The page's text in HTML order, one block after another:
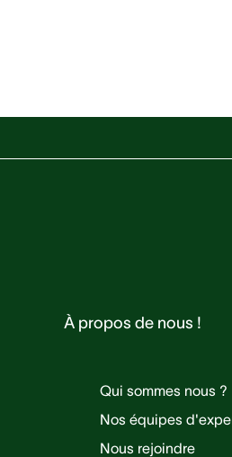
À propos de nous !
Qui sommes nous ?
Nos équipes
Nous rejoindre